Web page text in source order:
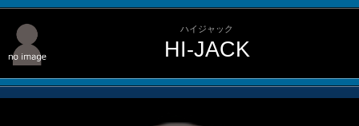
ハイジャック
HI-JACK